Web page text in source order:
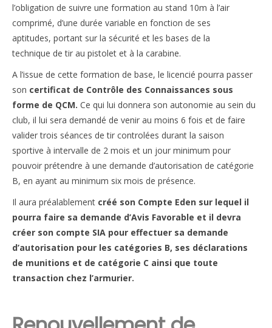
Résultats
CALENDRIERS TST
ÉVÈNEMENTS
Compétitions
Ball-Trap
CONTACT
l’obligation de suivre une formation au stand 10m à l’air
comprimé, d’une durée variable en fonction de ses
aptitudes, portant sur la sécurité et les bases de la
technique de tir au pistolet et à la carabine.
A l’issue de cette formation de base, le licencié pourra passer
son certificat de Contrôle des Connaissances sous
forme de QCM. Ce qui lui donnera son autonomie au sein du
club, il lui sera demandé de venir au moins 6 fois et de faire
valider trois séances de tir controlées durant la saison
sportive à intervalle de 2 mois et un jour minimum pour
pouvoir prétendre à une demande d’autorisation de catégorie
B, en ayant au minimum six mois de présence.
Il aura préalablement créé son Compte Eden sur lequel il
pourra faire sa demande d’Avis Favorable et il devra
créer son compte SIA pour effectuer sa demande
d’autorisation pour les catégories B, ses déclarations
de munitions et de catégorie C ainsi que toute
transaction chez l’armurier.